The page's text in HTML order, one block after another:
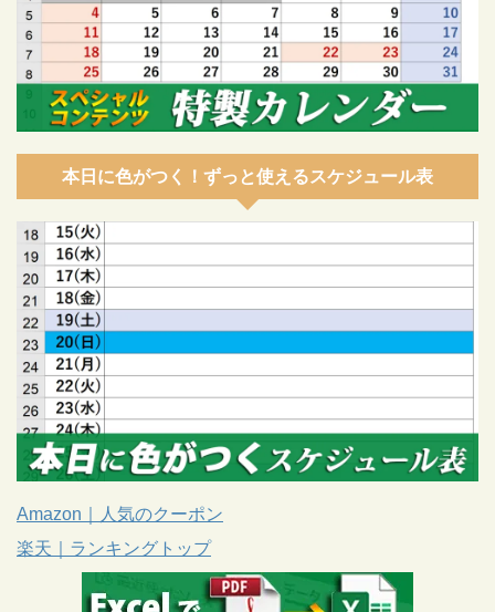
本日に色がつく！ずっと使えるスケジュール表
Amazon｜人気のクーポン
楽天｜ランキングトップ